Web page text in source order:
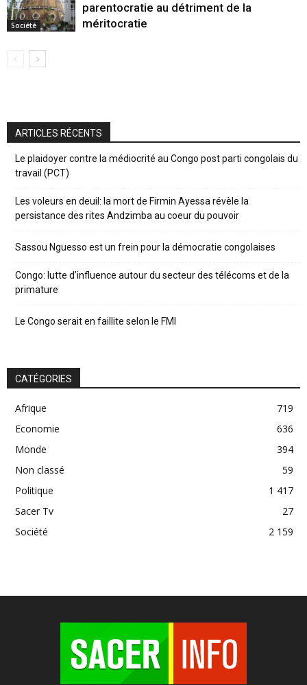
Société
parentocratie au détriment de la
méritocratie
ARTICLES RÉCENTS
Le plaidoyer contre la médiocrité au Congo post parti congolais du
travail (PCT)
Les voleurs en deuil: la mort de Firmin Ayessa révèle la
persistance des rites Andzimba au coeur du pouvoir
Sassou Nguesso est un frein pour la démocratie congolaises
Congo: lutte d’influence autour du secteur des télécoms et de la
primature
Le Congo serait en faillite selon le FMI
CATÉGORIES
Afrique
719
Economie
636
Monde
394
Non classé
59
Politique
1 417
Sacer Tv
27
Société
2 159